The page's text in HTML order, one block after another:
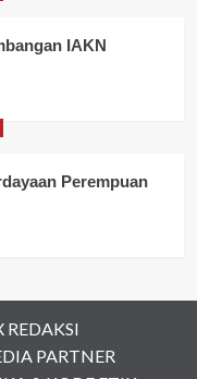
IAKN
Perempuan
REDAKSI
PARTNER